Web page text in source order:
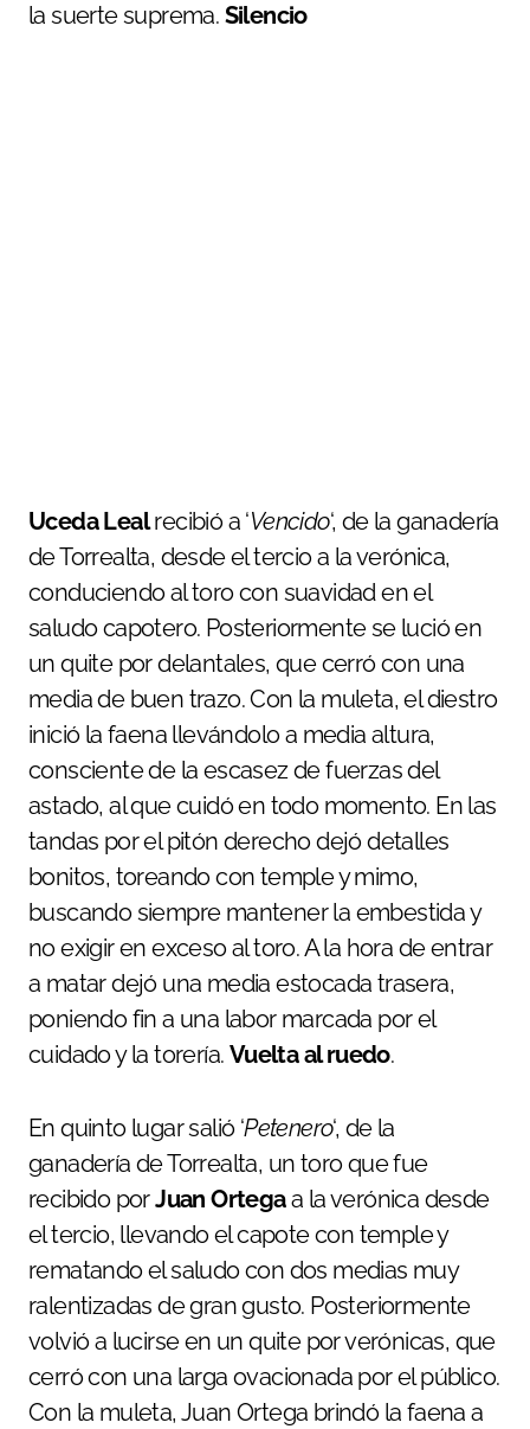
la suerte suprema. Silencio
Uceda Lealrecibió a ‘Vencido‘, de la ganadería
de Torrealta, desde el tercio a la verónica,
conduciendo al toro con suavidad en el
saludo capotero. Posteriormente se lució en
un quite por delantales, que cerró con una
media de buen trazo. Con la muleta, el diestro
inició la faena llevándolo a media altura,
consciente de la escasez de fuerzas del
astado, al que cuidó en todo momento. En las
tandas por el pitón derecho dejó detalles
bonitos, toreando con temple y mimo,
buscando siempre mantener la embestida y
no exigir en exceso al toro. A la hora de entrar
a matar dejó una media estocada trasera,
poniendo fin a una labor marcada por el
cuidado y la torería. Vuelta al ruedo.
En quinto lugar salió ‘Petenero‘, de la
ganadería de Torrealta, un toro que fue
recibido porJuan Ortegaa la verónica desde
el tercio, llevando el capote con temple y
rematando el saludo con dos medias muy
ralentizadas de gran gusto. Posteriormente
volvió a lucirse en un quite por verónicas, que
cerró con una larga ovacionada por el público.
Con la muleta, Juan Ortega brindó la faena a